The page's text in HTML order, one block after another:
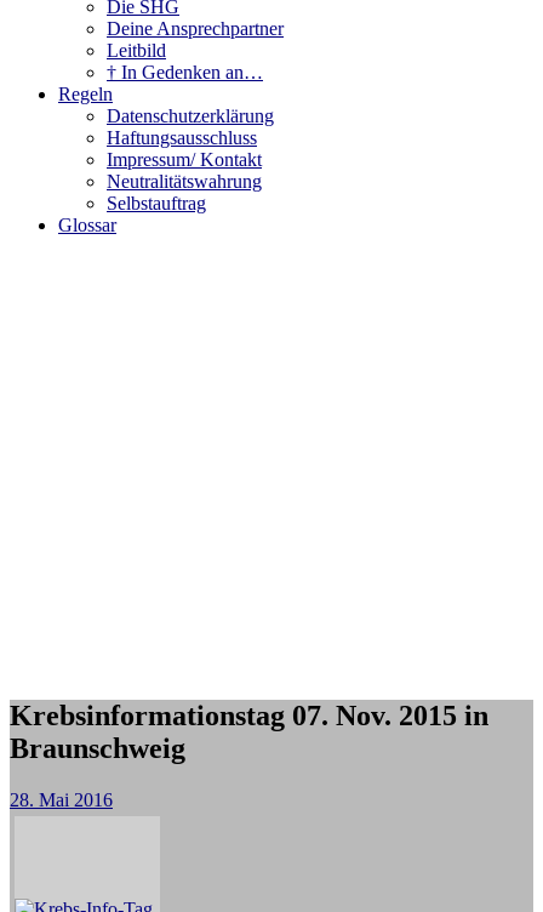
Die SHG
Deine Ansprechpartner
Leitbild
† In Gedenken an…
Regeln
Datenschutzerklärung
Haftungsausschluss
Impressum/ Kontakt
Neutralitätswahrung
Selbstauftrag
Glossar
Krebsinformationstag 07. Nov. 2015 in
Braunschweig
28. Mai 2016